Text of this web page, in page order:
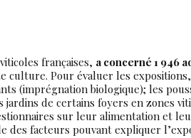
françaises, a concerné 1 946
Pour évaluer les
(imprégnation biologique); les
de certains foyers en zones
sur leur alimentation et
facteurs pouvant expliquer